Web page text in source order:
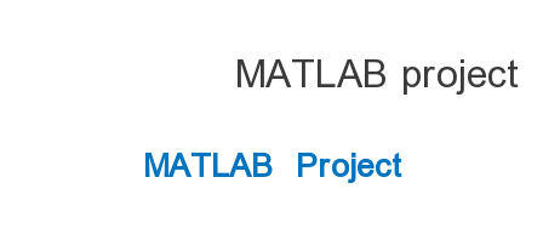
MATLAB project
MATLAB Project